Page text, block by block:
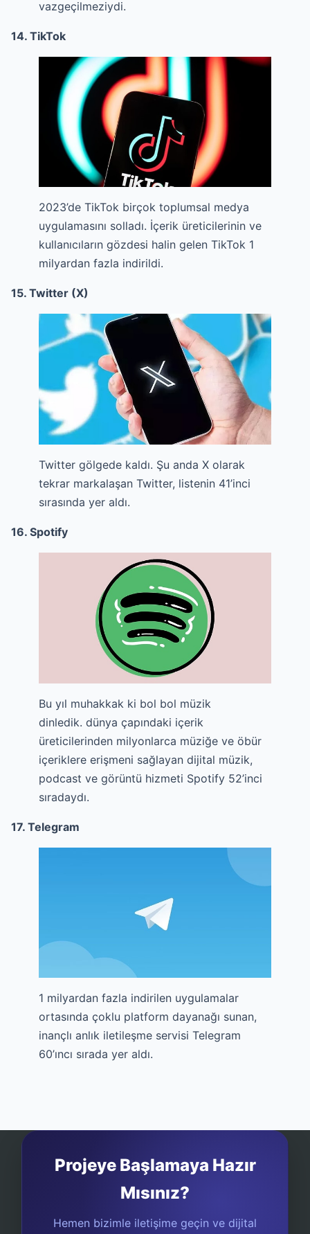
vazgeçilmeziydi.
14. TikTok
2023’de TikTok birçok toplumsal medya
uygulamasını solladı. İçerik üreticilerinin ve
kullanıcıların gözdesi halin gelen TikTok 1
milyardan fazla indirildi.
15. Twitter (X)
Twitter gölgede kaldı. Şu anda X olarak
tekrar markalaşan Twitter, listenin 41’inci
sırasında yer aldı.
16. Spotify
Bu yıl muhakkak ki bol bol müzik
dinledik. dünya çapındaki içerik
üreticilerinden milyonlarca müziğe ve öbür
içeriklere erişmeni sağlayan dijital müzik,
podcast ve görüntü hizmeti Spotify 52’inci
sıradaydı.
17. Telegram
1 milyardan fazla indirilen uygulamalar
ortasında çoklu platform dayanağı sunan,
inançlı anlık iletileşme servisi Telegram
60’ıncı sırada yer aldı.
Projeye Başlamaya Hazır
Mısınız?
Hemen bizimle iletişime geçin ve dijital